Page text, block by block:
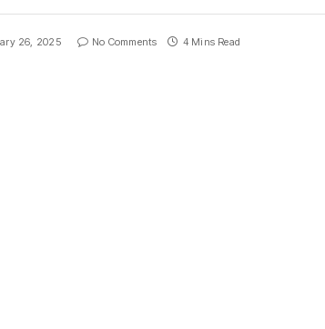
26, 2025 No Comments 4 Mins Read